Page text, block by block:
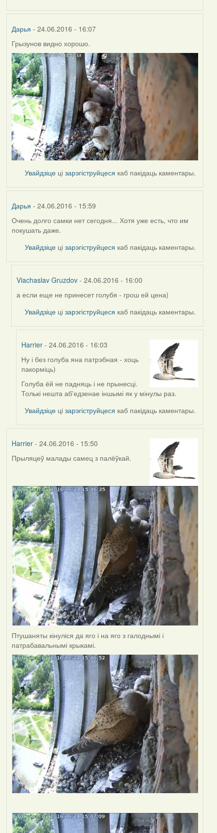
Дарья - 24.06.2016 - 16:07
Грызунов видно хорошо.
Увайдзіце цізарэгіструйцеся каб пакідаць каментары.
Дарья - 24.06.2016 - 15:59
Очень долго самки нет сегодня... Хотя уже есть, что им
покушать даже.
Увайдзіце цізарэгіструйцеся каб пакідаць каментары.
Viachaslav Gruzdov - 24.06.2016 - 16:00
In
reply
by
а если еще не принесет голубя - грош ей цена)
Увайдзіце цізарэгіструйцеся каб пакідаць каментары.
Harrier - 24.06.2016 - 16:03
In
reply
to
by
Gruzdov
Ну і без голуба яна патрэбная - хоць
пакорміць)
Голуба ёй не падняць і не прынесці.
Толькі нешта аб'едзенае іншымі як у мінулы раз.
Увайдзіце цізарэгіструйцеся каб пакідаць каментары.
Harrier- 24.06.2016 - 15:50
Прыляцеў малады самец з палёўкай.
Птушаняты кінуліся да яго і на яго з галоднымі і
патрабавальнымі крыкамі.